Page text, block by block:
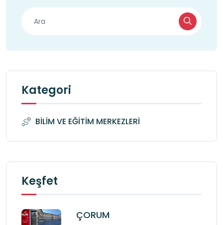
Kategori
BİLİM VE EĞİTİM MERKEZLERİ
Keşfet
ÇORUM